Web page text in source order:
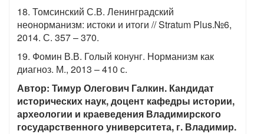
18. Томсинский С.В. Ленинградский
неонорманизм: истоки и итоги // Stratum Plus.№6,
2014. С. 357 – 370.
19. Фомин В.В. Голый конунг. Норманизм как
диагноз. М., 2013 – 410 с.
Автор: Тимур Олегович Галкин. Кандидат
исторических наук, доцент кафедры истории,
археологии и краеведения Владимирского
государственного университета, г. Владимир.